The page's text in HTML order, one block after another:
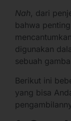
Nah, dari
bahwa
digunakan
sebuah
Berikut ini
yang bisa